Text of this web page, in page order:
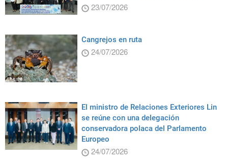
23/07/2026
Cangrejos en ruta
24/07/2026
El ministro de Relaciones Exteriores Lin
se reúne con una delegación
conservadora polaca del Parlamento
Europeo
24/07/2026